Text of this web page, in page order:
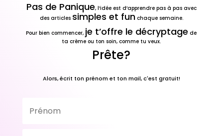
Pas de Panique, l’idée est d’apprendre pas à pas avec
des articles simples et funchaque semaine.
Pour bien commencer, je t’offre le décryptage de
ta crème ou ton soin, comme tu veux.
Prête?
Alors, écrit ton prénom et ton mail, c'est gratuit!